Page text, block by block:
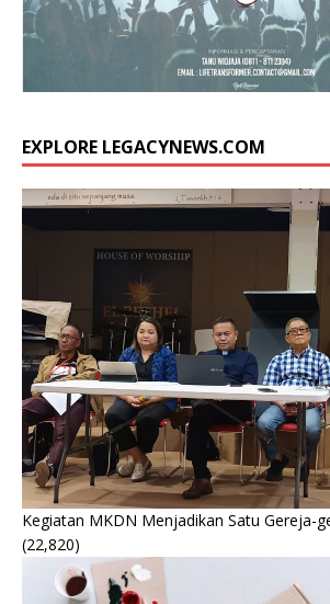
EXPLORE LEGACYNEWS.COM
Kegiatan MKDN Menjadikan Satu Gereja-
(22,820)